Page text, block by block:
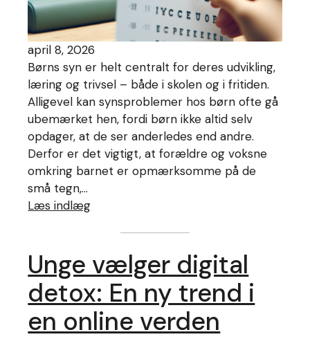
april 8, 2026
Børns syn er helt centralt for deres udvikling,
læring og trivsel – både i skolen og i fritiden.
Alligevel kan synsproblemer hos børn ofte gå
ubemærket hen, fordi børn ikke altid selv
opdager, at de ser anderledes end andre.
Derfor er det vigtigt, at forældre og voksne
omkring barnet er opmærksomme på de
små tegn,…
Læs indlæg
Unge vælger digital
detox: En ny trend i
en online verden